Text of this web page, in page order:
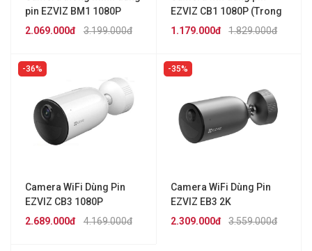
pin EZVIZ BM1 1080P
3.199.000đ
2.069.000đ
EZVIZ CB1 1080P (Trong
nhà)
1.829.000đ
1.179.000đ
36%
Camera WiFi Dùng Pin
EZVIZ CB3 1080P
4.169.000đ
2.689.000đ
35%
Camera WiFi Dùng Pin
EZVIZ EB3 2K
3.559.000đ
2.309.000đ